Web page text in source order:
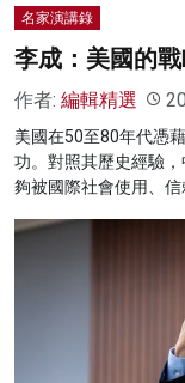
名家演講錄
李成：美國的
作者: 編輯精選
美國在50至80年代憑
功。對照其歷史經驗
夠被國際社會使用、信